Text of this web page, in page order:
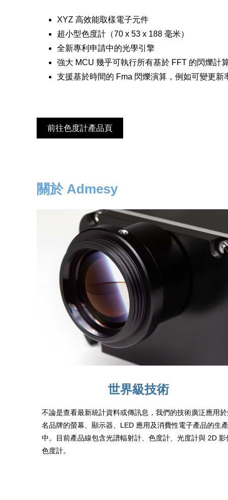
XYZ 高效能取樣電子元件
超小型色度計（70 x 53 x 188 毫米）
全新專利申請中的光學引擎
強大 MCU 幾乎可執行所有基於 FFT 的閃爍計
支援基於時間的 Fma 閃爍演算，例如可變更新
前往色度計產品頁
關於 Admesy
世界級技術
不論是查看最新統計資料或傳訊息，我們的技術廣泛應用
名品牌的螢幕、顯示器、LED 應用及消費性電子產品的生產
中。目前產品線包含光譜輻射計、色度計、光度計與 2D 影
色度計。